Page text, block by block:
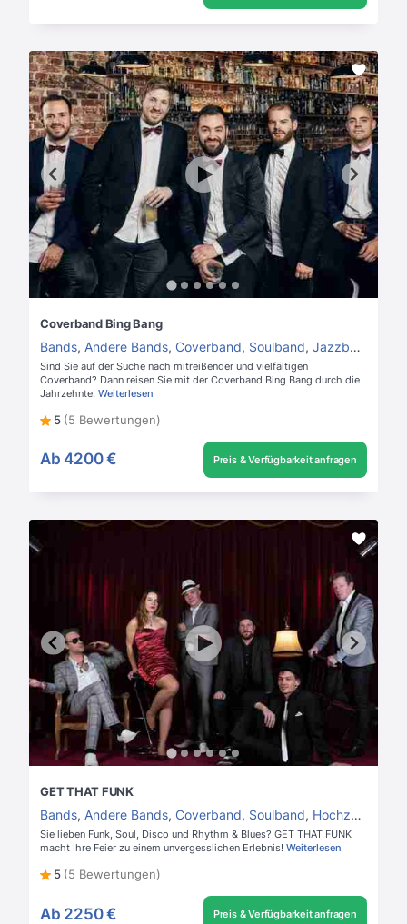
Coverband Bing Bang
Bands, Andere Bands, Coverband, Soulband, Jazzband
Sind Sie auf der Suche nach mitreißender und vielfältigen
Coverband? Dann reisen Sie mit der Coverband Bing Bang durch die
Jahrzehnte! Weiterlesen
5 (5 Bewertungen)
Ab 4200 € Preis & Verfügbarkeit anfragen
GET THAT FUNK
Bands, Andere Bands, Coverband, Soulband, Hochzeitsband
Sie lieben Funk, Soul, Disco und Rhythm & Blues? GET THAT FUNK
macht Ihre Feier zu einem unvergesslichen Erlebnis! Weiterlesen
5 (5 Bewertungen)
Ab 2250 € Preis & Verfügbarkeit anfragen